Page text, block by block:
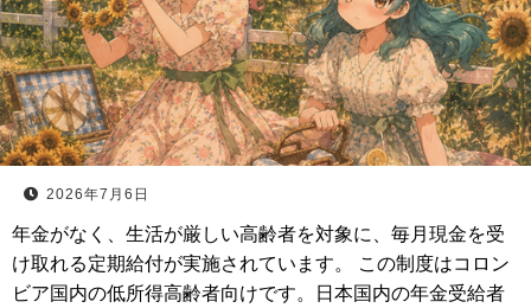
2026年7月6日
年金がなく、生活が厳しい高齢者を対象に、毎月現金を受
け取れる定期給付が実施されています。 この制度はコロン
ビア国内の低所得高齢者向けです。日本国内の年金受給者